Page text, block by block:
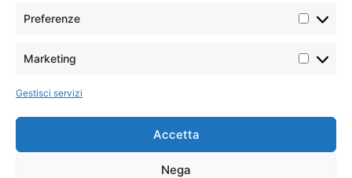
Preferenze
Marketing
Gestisci servizi
Accetta
Nega